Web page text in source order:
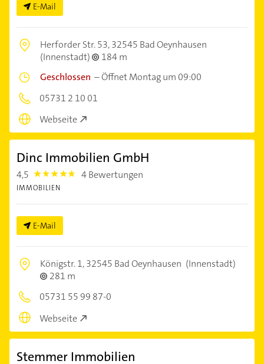
E-Mail
Herforder Str. 53,32545 Bad Oeynhausen
(Innenstadt)
184 m
Geschlossen –Öffnet Montag um 09:00
05731 2 10 01
Webseite
Dinc Immobilien GmbH
4,5 4.5 4 Bewertungen
IMMOBILIEN
E-Mail
Königstr. 1,32545 Bad Oeynhausen (Innenstadt)
281 m
05731 55 99 87-0
Webseite
Stemmer Immobilien